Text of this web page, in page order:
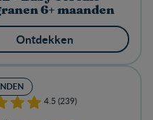
6+ maanden
Ontdekken
4.5 (239)